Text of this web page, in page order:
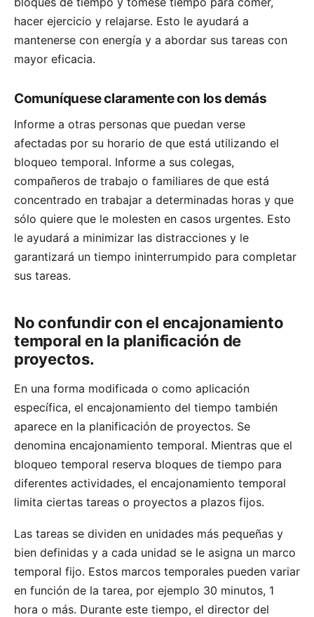
hacer ejercicio y relajarse. Esto le ayudará a
mantenerse con energía y a abordar sus tareas con
mayor eficacia.
Comuníquese claramente con los demás
Informe a otras personas que puedan verse
afectadas por su horario de que está utilizando el
bloqueo temporal. Informe a sus colegas,
compañeros de trabajo o familiares de que está
concentrado en trabajar a determinadas horas y que
sólo quiere que le molesten en casos urgentes. Esto
le ayudará a minimizar las distracciones y le
garantizará un tiempo ininterrumpido para completar
sus tareas.
No confundir con el encajonamiento
temporal en la planificación de
proyectos.
En una forma modificada o como aplicación
específica, el encajonamiento del tiempo también
aparece en la planificación de proyectos. Se
denomina encajonamiento temporal. Mientras que el
bloqueo temporal reserva bloques de tiempo para
diferentes actividades, el encajonamiento temporal
limita ciertas tareas o proyectos a plazos fijos.
Las tareas se dividen en unidades más pequeñas y
bien definidas y a cada unidad se le asigna un marco
temporal fijo. Estos marcos temporales pueden variar
en función de la tarea, por ejemplo 30 minutos, 1
hora o más. Durante este tiempo, el director del